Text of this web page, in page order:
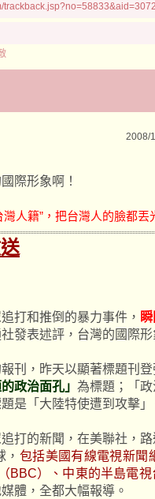
2008/
際形象啊！
人籍”，把台灣人的臉都丟
打和推倒的暴力事件，
社發表述評，台灣的國際形
刊，昨天以顯著標題刊
的政治面孔」 為標題；「政
是「大陸特使遭到攻擊」
打的新聞，在美聯社，
包括美國有線電視新聞
BBC）、中東的半島電
體，全都大幅報導。